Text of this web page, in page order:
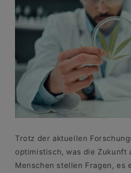
Trotz der aktuellen
optimistisch, was die Zukunft
Menschen stellen Fragen, es